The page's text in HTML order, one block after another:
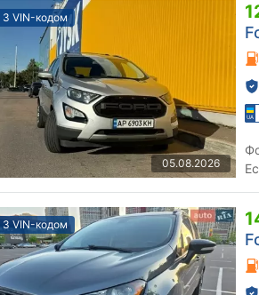
З VIN-кодом
05.08.2026
Форд
З VIN-кодом